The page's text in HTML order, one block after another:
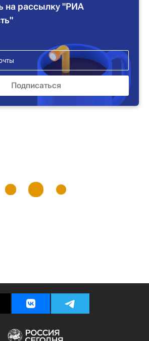
на рассылку "РИА